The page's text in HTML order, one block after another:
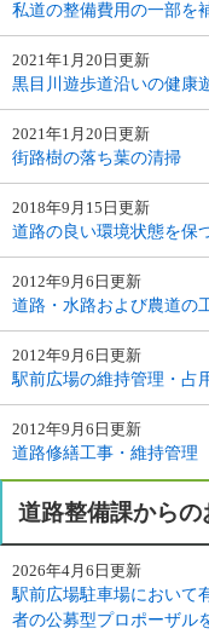
私道の整備費用の一部を
2021年1月20日更新
黒目川遊歩道沿いの健康
2021年1月20日更新
街路樹の落ち葉の清掃
2018年9月15日更新
道路の良い環境状態を保
2012年9月6日更新
道路・水路および農道の
2012年9月6日更新
駅前広場の維持管理・占
2012年9月6日更新
道路修繕工事・維持管理
道路整備課からの
2026年4月6日更新
駅前広場駐車場において
者の公募型プロポーザル